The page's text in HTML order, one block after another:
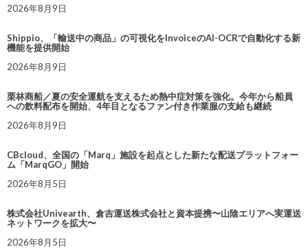
2026年8月9日
Shippio、「輸送中の商品」の可視化をInvoiceのAI-OCRで自動化する新
機能を提供開始
2026年8月9日
栗林商船／夏の安全運航を支えるため熱中症対策を強化。今年から船員
への飲料配布を開始、4年目となるファン付き作業服の支給も継続
2026年8月9日
CBcloud、全国の「Marq」施設を起点とした新たな配送プラットフォー
ム「MarqGO」開始
2026年8月5日
株式会社Univearth、倉吉運送株式会社と資本提携〜山陰エリアへ実運送
ネットワークを拡大〜
2026年8月5日